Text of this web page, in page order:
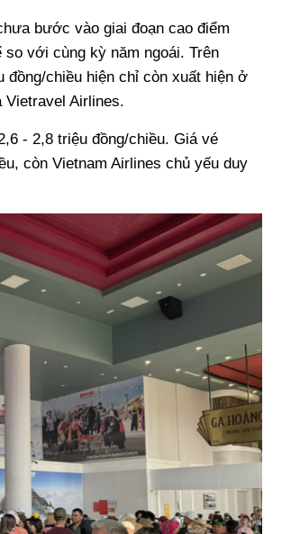
bước vào giai đoạn cao điểm
so với cùng kỳ năm ngoái. Trên
chiều hiện chỉ còn xuất hiện ở
Vietravel Airlines.
- 2,8 triệu đồng/chiều. Giá vé
còn Vietnam Airlines chủ yếu duy